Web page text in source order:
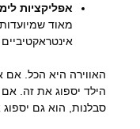
אפליקציות
מאוד
האווירה היא הכל. אם
הילד יספוג את זה.
סבלנות, הוא גם יספוג